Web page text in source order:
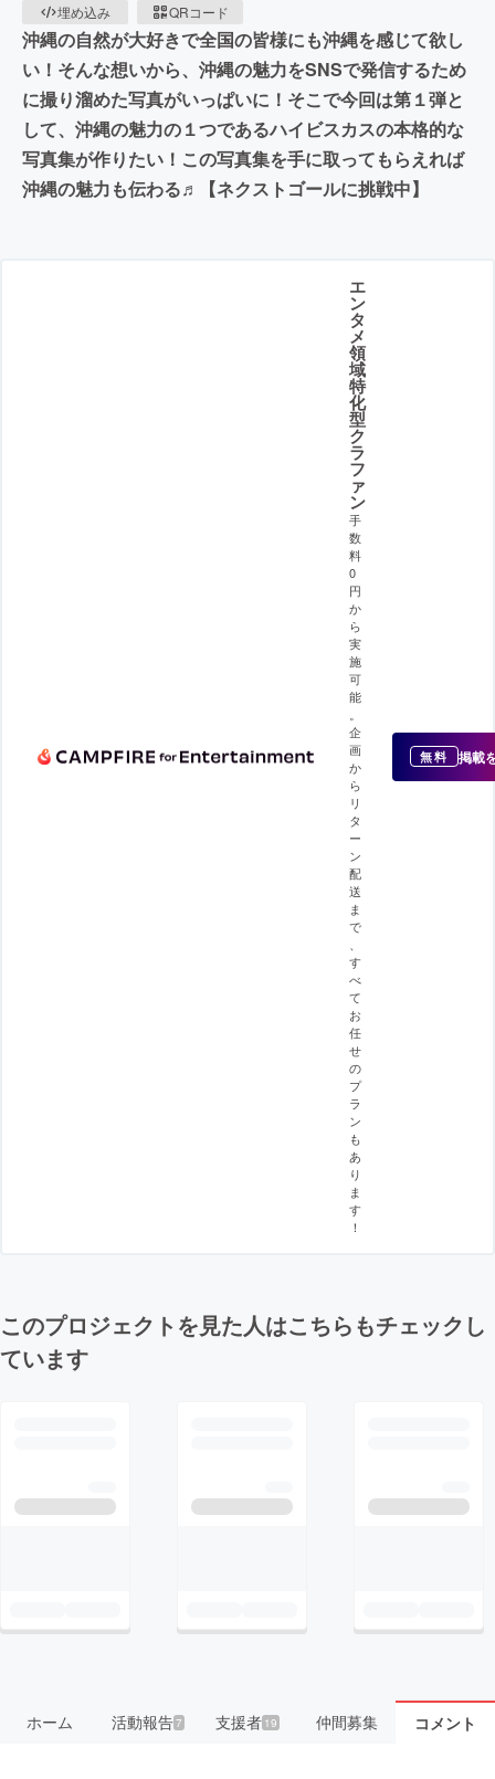
埋め込み
QRコード
沖縄の自然が大好きで全国の皆様にも沖縄を感じて欲し
い！そんな想いから、沖縄の魅力をSNSで発信するため
に撮り溜めた写真がいっぱいに！そこで今回は第１弾と
して、沖縄の魅力の１つであるハイビスカスの本格的な
写真集が作りたい！この写真集を手に取ってもらえれば
沖縄の魅力も伝わる♬【ネクストゴールに挑戦中】
エ
ン
タ
メ
領
域
特
化
型
ク
ラ
フ
ァ
ン
手
数
料
0
円
か
ら
実
施
可
能
企
画
か
ら
リ
タ
ー
ン
配
送
ま
で
す
べ
て
お
任
せ
の
プ
ラ
ン
も
あ
り
ま
す
！
無料 掲載
このプロジェクトを見た人はこちらもチェックし
ています
ホーム 活動報告7 支援者 19 仲間募集 コメント